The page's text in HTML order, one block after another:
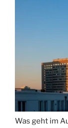
Was geht im